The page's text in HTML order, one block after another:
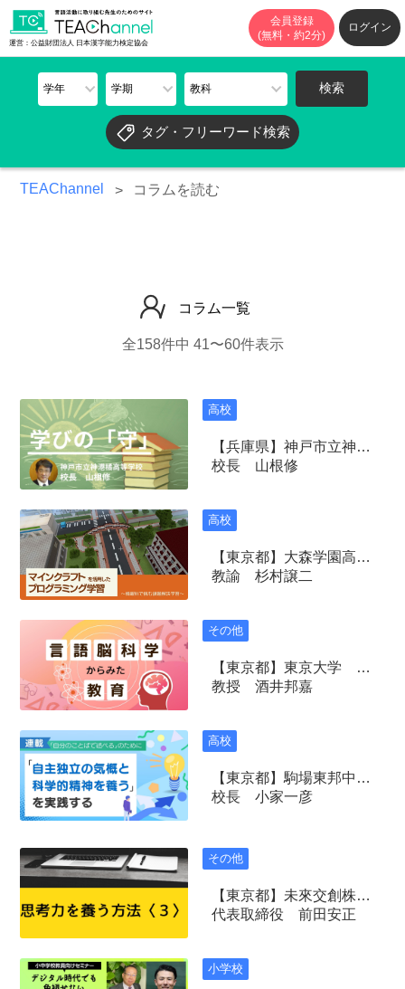
運営：公益財団法人 日本漢字能力検定協会
会員登録
(無料・約2分)
ログイン
タグ・フリーワード検索
TEAChannel コラムを読む
コラム一覧
全158件中 41〜60件表示
高校
【兵庫県】神戸市立神港橘高等学校
校長 山根修
高校
【東京都】大森学園高等学校
教諭 杉村譲二
その他
【東京都】東京大学 大学院総合文化研究科
教授 酒井邦嘉
高校
【東京都】駒場東邦中学校・高等学校
校長 小家一彦
その他
【東京都】未來交創株式会社
代表取締役 前田安正
小学校